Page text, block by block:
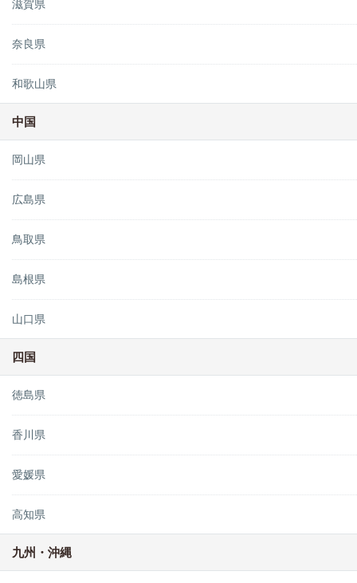
滋賀県
奈良県
和歌山県
中国
岡山県
広島県
鳥取県
島根県
山口県
四国
徳島県
香川県
愛媛県
高知県
九州・沖縄